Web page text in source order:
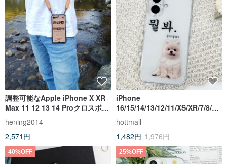
調整可能なApple iPhone X XR
Max 11 12 13 14 Proクロスボデ
ィケース
hening2014
2,571円
iPhone
16/15/14/13/12/11/XS/XR/7/8/SE
2/SE3 犬 透明 携帯ケース
hottmall
1,482円 1,976円
40%OFF 25%OFF